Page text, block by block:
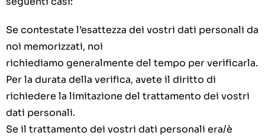
Se contestate l’esattezza dei vostri dati personali da
noi memorizzati, noi
richiediamo generalmente del tempo per verificarla.
Per la durata della verifica, avete il diritto di
richiedere la limitazione del trattamento dei vostri
dati personali.
Se il trattamento dei vostri dati personali era/è